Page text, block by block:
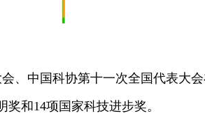
中国科协第十一次全国代表大
和14项国家科技进步奖。